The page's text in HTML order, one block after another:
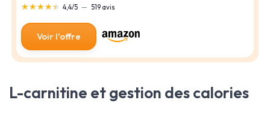
★★★★★
★★★★★ 4,4/5 — 519 avis
Voir l'offre
L-carnitine et gestion des calories